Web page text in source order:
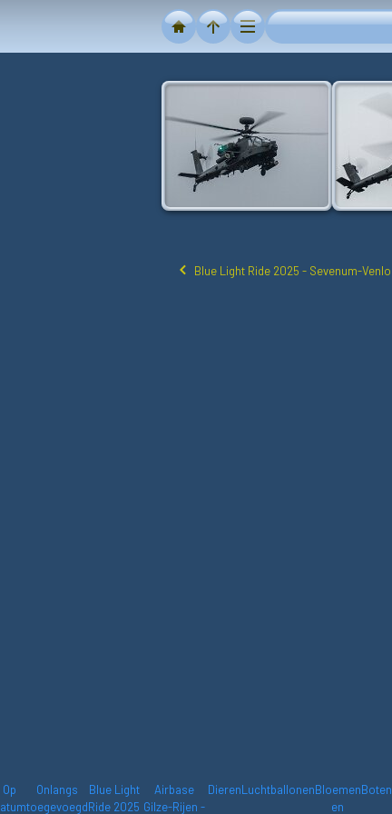
Blue Light Ride 2025 - Sevenum-Venlo
Op
Onlangs
toegevoegd
Blue Light
Ride 2025
Airbase
Gilze-Rijen -
DierenLuchtballonenBloemen
en
Boten